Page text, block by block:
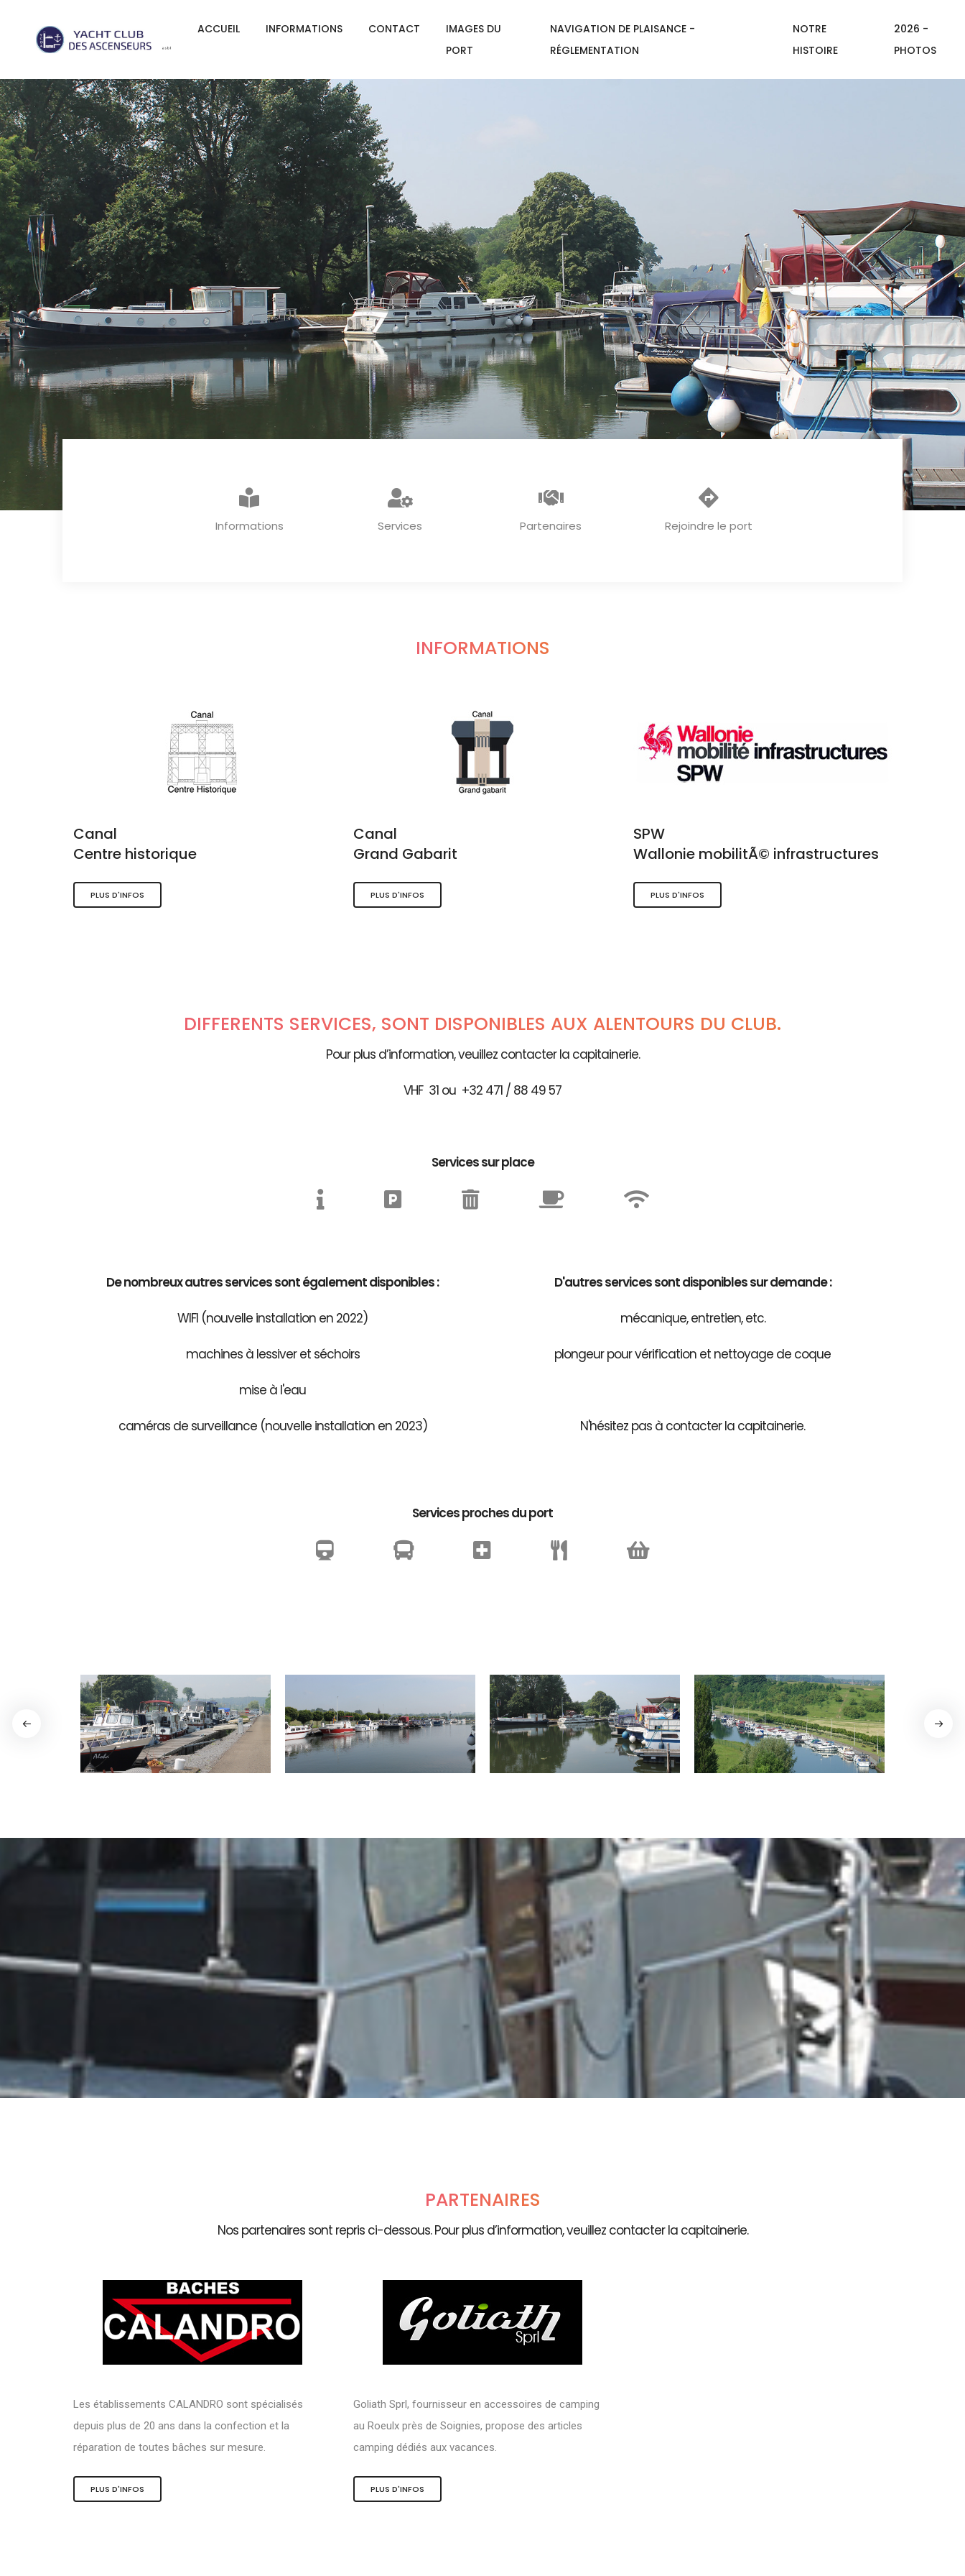
ACCUEIL INFORMATIONS CONTACT
IMAGES DU
PORT
NAVIGATION DE PLAISANCE -
RÉGLEMENTATION
NOTRE
HISTOIRE
2026 -
PHOTOS
Informations Services Partenaires Rejoindre le port
INFORMATIONS
Canal
Centre historique
PLUS D'INFOS
Canal
Grand Gabarit
PLUS D'INFOS
SPW
Wallonie mobilitÃ© infrastructures
PLUS D'INFOS
DIFFÉRENTS SERVICES, SONT DISPONIBLES AUX ALENTOURS DU CLUB.
Pour plus d’information, veuillez contacter la capitainerie.
VHF 31 ou +32 471 / 88 49 57
Services sur place
De nombreux autres services sont également disponibles :
WIFI (nouvelle installation en 2022)
machines à lessiver et séchoirs
mise à l'eau
caméras de surveillance (nouvelle installation en 2023)
D'autres services sont disponibles sur demande :
mécanique, entretien, etc.
plongeur pour vérification et nettoyage de coque
N'hésitez pas à contacter la capitainerie.
Services proches du port
PARTENAIRES
Nos partenaires sont repris ci-dessous. Pour plus d’information, veuillez contacter la capitainerie.
Les établissements CALANDRO sont spécialisés
depuis plus de 20 ans dans la confection et la
réparation de toutes bâches sur mesure.
PLUS D'INFOS
Goliath Sprl, fournisseur en accessoires de camping
au Roeulx près de Soignies, propose des articles
camping dédiés aux vacances.
PLUS D'INFOS